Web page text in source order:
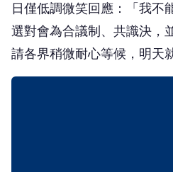
日僅低調微笑回應：「我不
選對會為合議制、共識決，
請各界稍微耐心等候，明天